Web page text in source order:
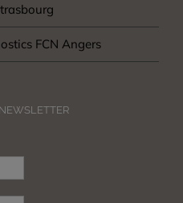
FCN Angers